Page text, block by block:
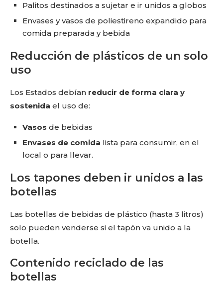
Palitos destinados a sujetar e ir unidos a globos
Envases y vasos de poliestireno expandido para
comida preparada y bebida
Reducción de plásticos de un solo
uso
Los Estados debían reducir de forma clara y
sostenida el uso de:
Vasos de bebidas
Envases de comida lista para consumir, en el
local o para llevar.
Los tapones deben ir unidos a las
botellas
Las botellas de bebidas de plástico (hasta 3 litros)
solo pueden venderse si el tapón va unido a la
botella.
Contenido reciclado de las
botellas